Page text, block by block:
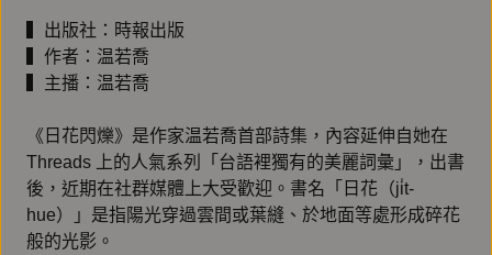
▍出版社：時報出版
▍作者：温若喬
▍主播：温若喬
《日花閃爍》是作家温若喬首部詩集，內容延伸自她在
Threads 上的人氣系列「台語裡獨有的美麗詞彙」，出書
後，近期在社群媒體上大受歡迎。書名「日花（ji̍t-
hue）」是指陽光穿過雲間或葉縫、於地面等處形成碎花
般的光影。